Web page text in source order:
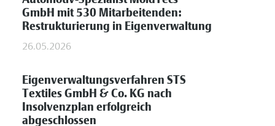
GmbH mit 530 Mitarbeitenden:
Restrukturierung in Eigenverwaltung
26.05.2026
Eigenverwaltungsverfahren STS
Textiles GmbH & Co. KG nach
Insolvenzplan erfolgreich
abgeschlossen